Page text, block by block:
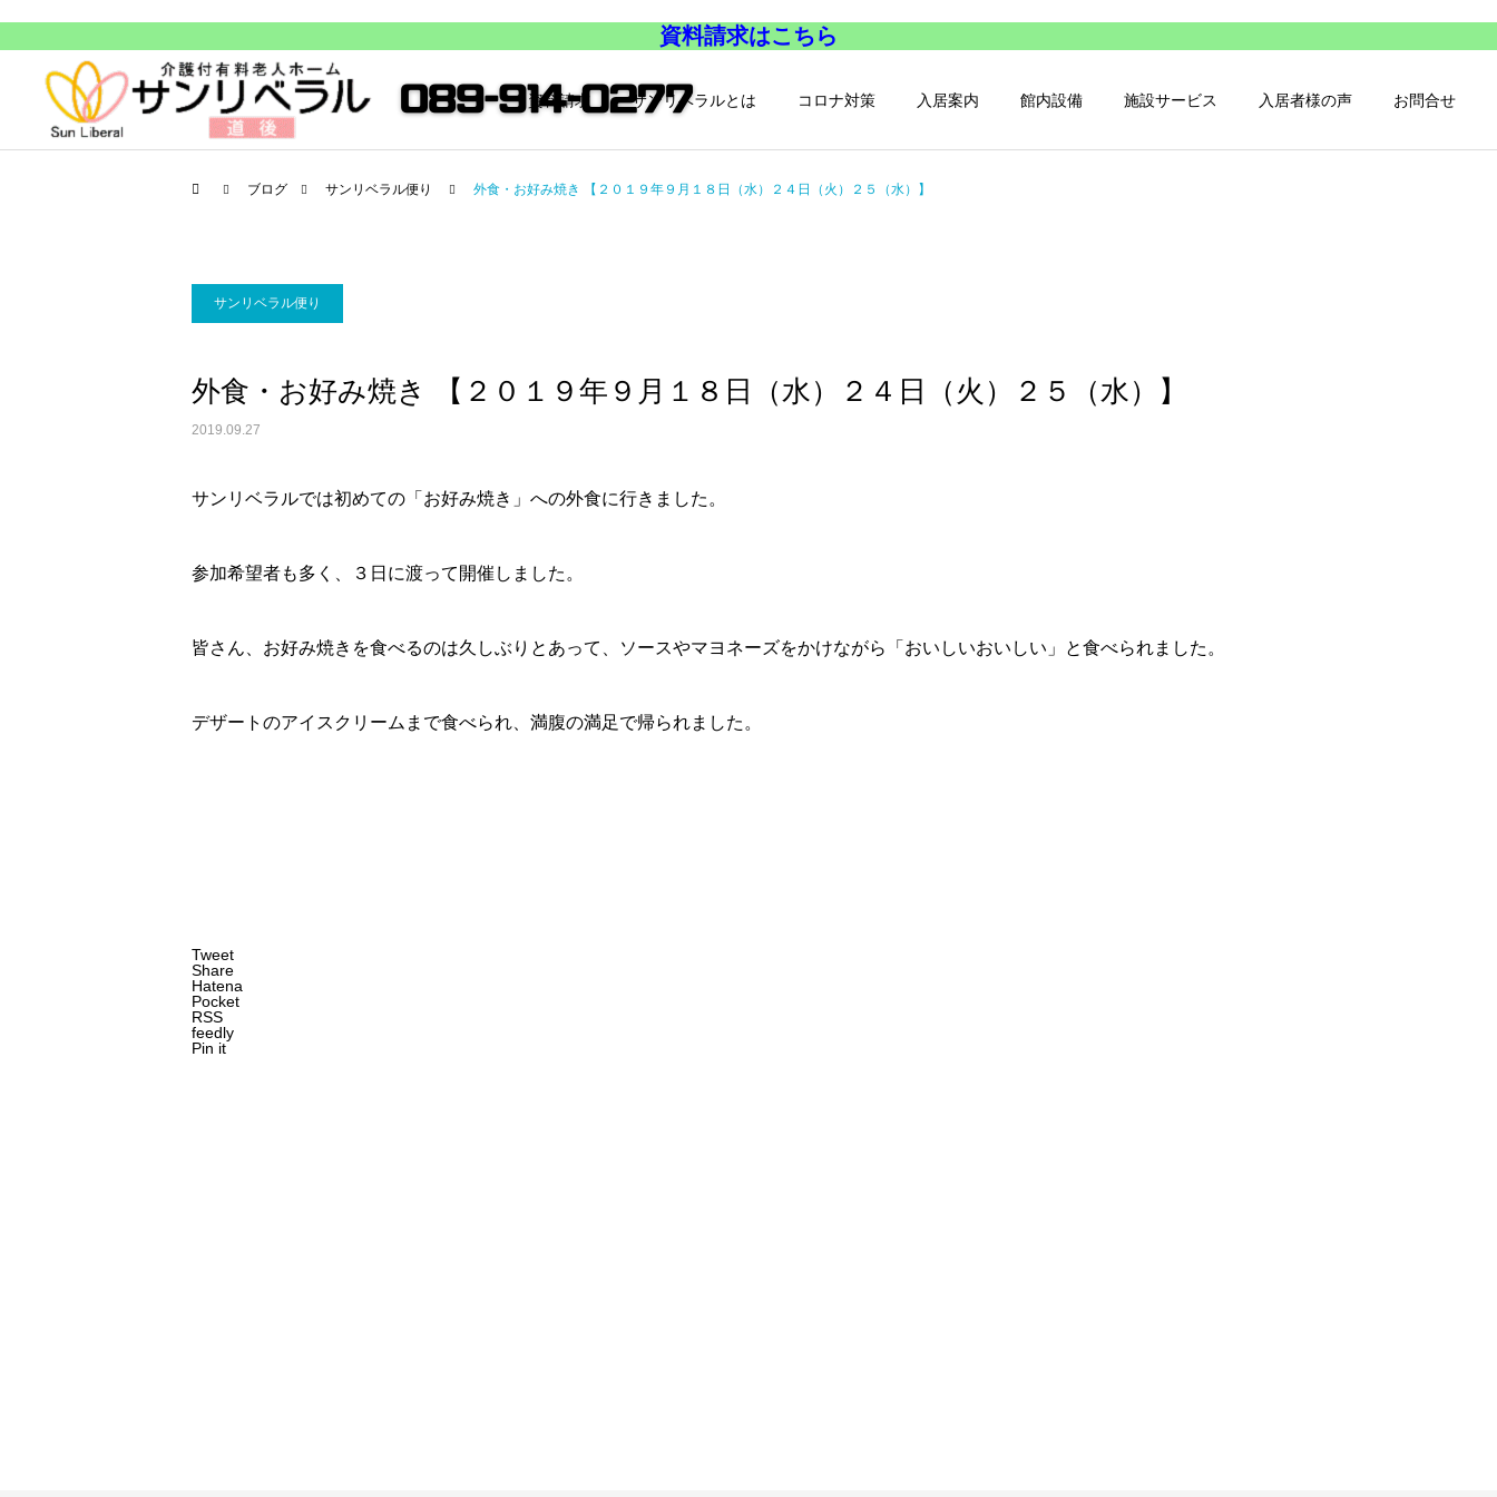
資料請求はこちら
資料請求 サンリベラルとは コロナ対策 入居案内 館内設備 施設サービス 入居者様の声 お問合せ
ブログ サンリベラル便り 外食・お好み焼き 【２０１９年９月１８日（水）２４日（火）２５（水）】
サンリベラル便り
外食・お好み焼き 【２０１９年９月１８日（水）２４日（火）２５（水）】
2019.09.27
サンリベラルでは初めての「お好み焼き」への外食に行きました。
参加希望者も多く、３日に渡って開催しました。
皆さん、お好み焼きを食べるのは久しぶりとあって、ソースやマヨネーズをかけながら「おいしいおいしい」と食べられました。
デザートのアイスクリームまで食べられ、満腹の満足で帰られました。
Tweet
Share
Hatena
Pocket
RSS
feedly
Pin it